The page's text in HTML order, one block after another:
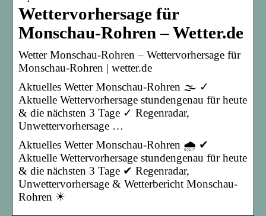
Wettervorhersage für
Monschau-Rohren – Wetter.de
Wetter Monschau-Rohren – Wettervorhersage für
Monschau-Rohren | wetter.de
Aktuelles Wetter Monschau-Rohren 🌫️ ✓
Aktuelle Wettervorhersage stundengenau für heute
& die nächsten 3 Tage ✓ Regenradar,
Unwettervorhersage …
Aktuelles Wetter Monschau-Rohren 🌧️ ✔
Aktuelle Wettervorhersage stundengenau für heute
& die nächsten 3 Tage ✔ Regenradar,
Unwettervorhersage & Wetterbericht Monschau-
Rohren ☀